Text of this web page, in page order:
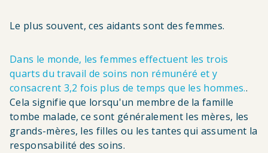
Le plus souvent, ces aidants sont des femmes.
Dans le monde, les femmes effectuent les trois
quarts du travail de soins non rémunéré et y
consacrent 3,2 fois plus de temps que les hommes..
Cela signifie que lorsqu'un membre de la famille
tombe malade, ce sont généralement les mères, les
grands-mères, les filles ou les tantes qui assument la
responsabilité des soins.